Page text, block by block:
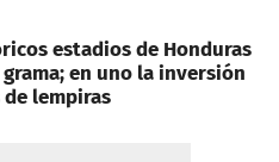
estadios de Honduras
en uno la inversión
lempiras